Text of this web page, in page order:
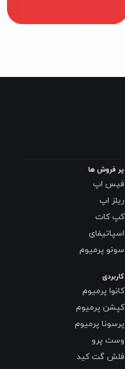
پر فروش ها
فیس اپ
ریلز اپ
کپ کات
اسپاتیفای
سونو پرمیوم
کاربردی
کانوا پرمیوم
کپشن پرمیوم
پرسونا پرمیوم
وست پرو
فلش گت کید